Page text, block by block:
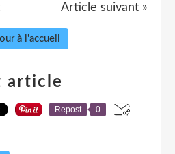
Article suivant »
à l'accueil
article
Repost 0